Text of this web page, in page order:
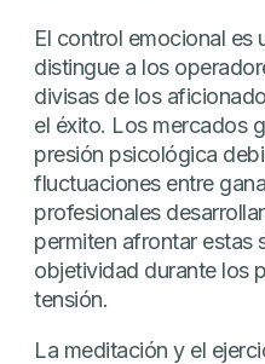
El control emocional es
distingue a los
divisas de los
el éxito. Los mercados
presión psicológica
fluctuaciones entre
profesionales
permiten afrontar estas
objetividad durante los
tensión.
La meditación y el